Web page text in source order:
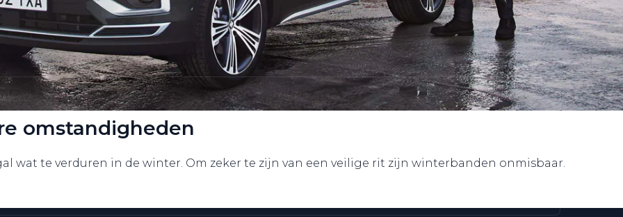
omstandigheden
wat te verduren in de winter. Om zeker te zijn van een veilige rit zijn winterbanden onmisbaar.